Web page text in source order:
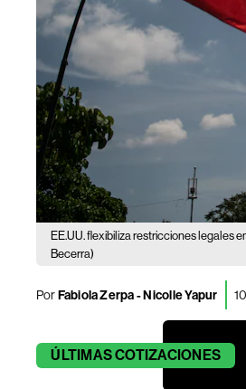
EE.UU. flexibiliza restricciones legales
Becerra)
PorFabiola Zerpa - Nicolle Yapur
ÚLTIMASCOTIZACIONES